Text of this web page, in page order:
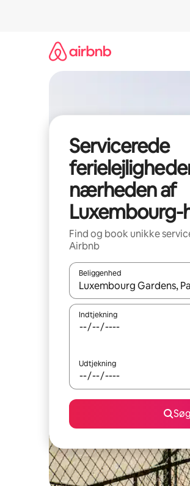
Servicerede
nærheden af
Luxembourg-
Find og book unikke
Airbnb
Beliggenhed
Når resultaterne er
Indtjekning
Udtjekning
Søg